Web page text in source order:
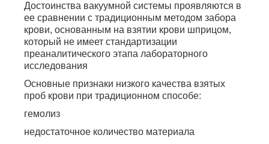
Достоинства вакуумной системы проявляются в
ее сравнении с традиционным методом забора
крови, основанным на взятии крови шприцом,
который не имеет стандартизации
преаналитического этапа лабораторного
исследования
Основные признаки низкого качества взятых
проб крови при традиционном способе:
гемолиз
недостаточное количество материала